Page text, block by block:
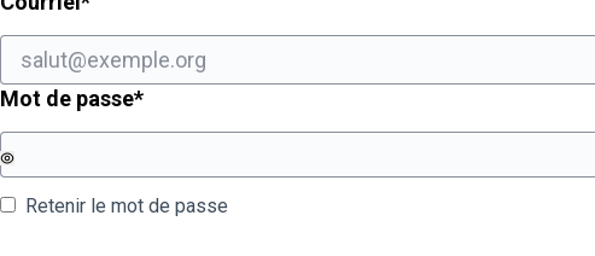
Mot de passe*Champ obligatoire
Retenir le mot de passe